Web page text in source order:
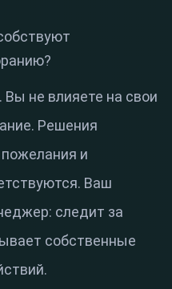
не влияете на свои
Решения
и
Ваш
следит за
собственные